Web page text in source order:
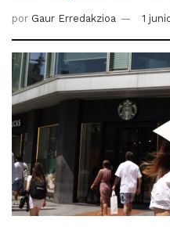
por Gaur Erredakzioa 1